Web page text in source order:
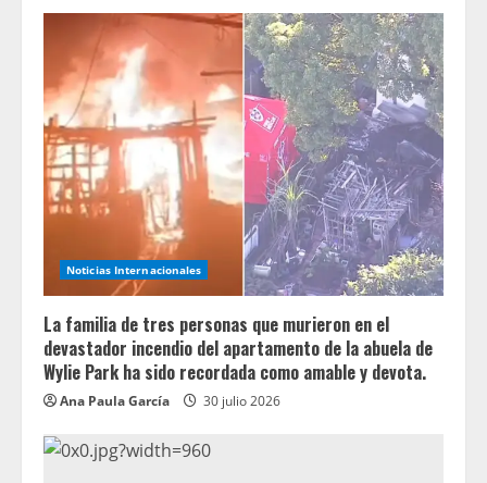
Noticias Internacionales
La familia de tres personas que murieron en el
devastador incendio del apartamento de la abuela de
Wylie Park ha sido recordada como amable y devota.
Ana Paula García 30 julio 2026